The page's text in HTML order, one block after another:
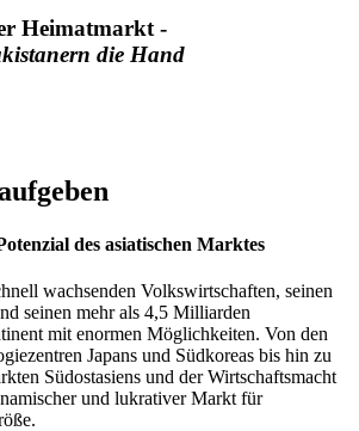
Heimatmarkt -
die Hand
des asiatischen Marktes
wachsenden Volkswirtschaften, seinen
seinen mehr als 4,5 Milliarden
mit enormen Möglichkeiten. Von den
Japans und Südkoreas bis hin zu
Südostasiens und der Wirtschaftsmacht
und lukrativer Markt für